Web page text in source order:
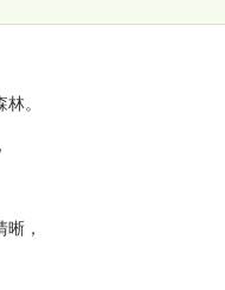
。
，